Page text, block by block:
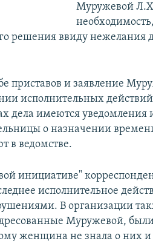
Муружевой
решения ввиду нежелания
приставов и заявление
исполнительных
дела имеются уведомления
о назначении
в ведомстве.
инициативе"
исполнительное
В организации
Муружевой,
женщина не знала о них и